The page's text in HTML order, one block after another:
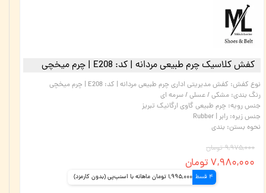
کفش کلاسیک چرم طبیعی مردانه | کد: E208 | چرم میخچی
نوع کفش: کفش مدیریتی اداری چرم طبیعی مردانه | کد: E208 | چرم میخچی
رنگ بندی: مشکی / عسلی / سرمه ای
جنس رویه: چرم طبیعی گاوی ارگانیک تبریز
جنس زیره: رابر | Rubber
نحوه بستن: بندی
۹,۹۷۵,۰۰۰ تومان
۷,۹۸۰,۰۰۰ تومان
4 قسط 1,995,000 تومان ماهانه با اسنپ‌پی (بدون کارمزد)